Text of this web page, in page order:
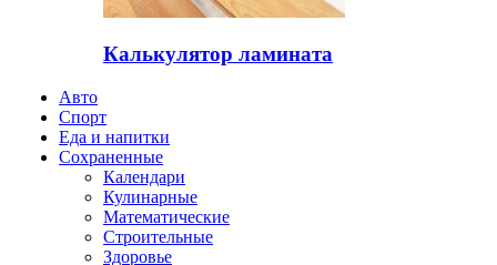
Калькулятор ламината
Авто
Спорт
Еда и напитки
Сохраненные
Календари
Кулинарные
Математические
Строительные
Здоровье